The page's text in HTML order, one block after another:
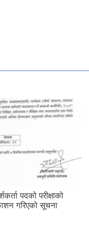
पदको परीक्षाको
गरिएको सूचना